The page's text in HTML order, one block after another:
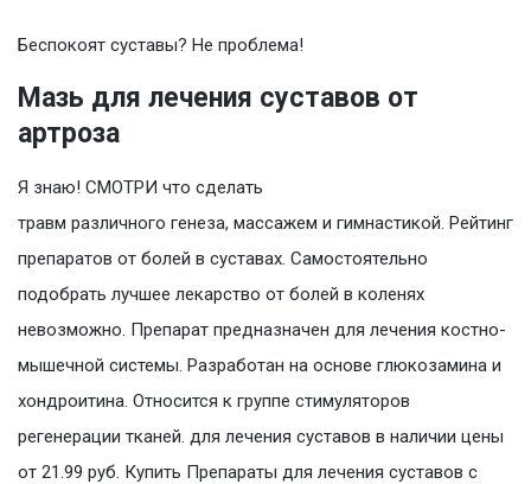
Беспокоят суставы? Не проблема!
Мазь для лечения суставов от
артроза
Я знаю! СМОТРИ что сделать
травм различного генеза, массажем и гимнастикой. Рейтинг
препаратов от болей в суставах. Самостоятельно
подобрать лучшее лекарство от болей в коленях
невозможно. Препарат предназначен для лечения костно-
мышечной системы. Разработан на основе глюкозамина и
хондроитина. Относится к группе стимуляторов
регенерации тканей. для лечения суставов в наличии цены
от 21.99 руб. Купить Препараты для лечения суставов с